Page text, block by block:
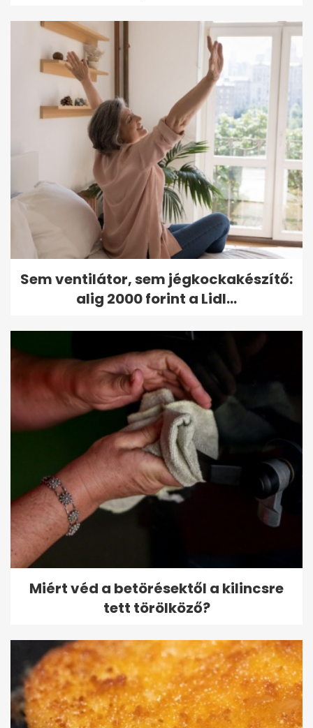
Sem ventilátor, sem jégkockakészítő:
alig 2000 forint a Lidl...
Miért véd a betörésektől a kilincsre
tett törölköző?